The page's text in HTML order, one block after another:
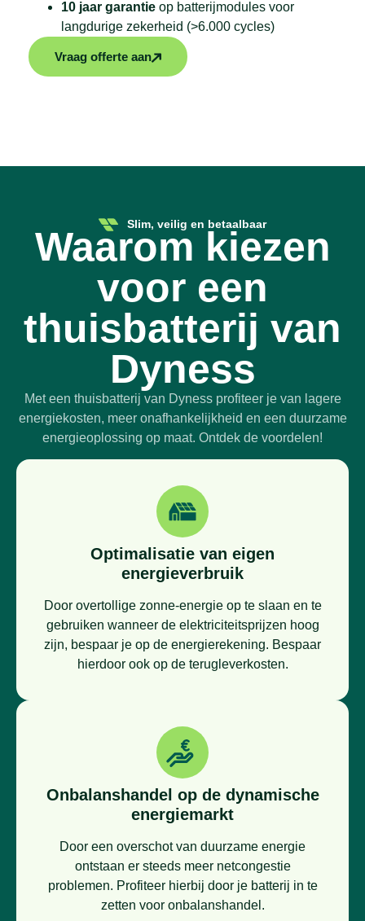
10 jaar garantie op batterijmodules voor
langdurige zekerheid (>6.000 cycles)
Vraag offerte aan
Slim, veilig en betaalbaar
Waarom kiezen
voor een
thuisbatterij van
Dyness
Met een thuisbatterij van Dyness profiteer je van lagere
energiekosten, meer onafhankelijkheid en een duurzame
energieoplossing op maat. Ontdek de voordelen!
Optimalisatie van eigen
energieverbruik
Door overtollige zonne-energie op te slaan en te
gebruiken wanneer de elektriciteitsprijzen hoog
zijn, bespaar je op de energierekening. Bespaar
hierdoor ook op de terugleverkosten.
Onbalanshandel op de dynamische
energiemarkt
Door een overschot van duurzame energie
ontstaan er steeds meer netcongestie
problemen. Profiteer hierbij door je batterij in te
zetten voor onbalanshandel.